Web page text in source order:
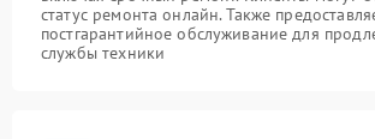
статус ремонта онлайн. Также
постгарантийное обслуживание для
службы техники